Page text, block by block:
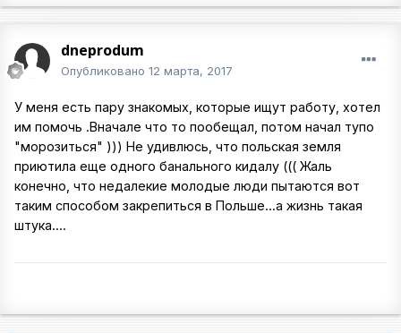
dneprodum
Опубликовано 12 марта, 2017
У меня есть пару знакомых, которые ищут работу, хотел
им помочь .Вначале что то пообещал, потом начал тупо
"морозиться" ))) Не удивлюсь, что польская земля
приютила еще одного банального кидалу ((( Жаль
конечно, что недалекие молодые люди пытаются вот
таким способом закрепиться в Польше...а жизнь такая
штука....